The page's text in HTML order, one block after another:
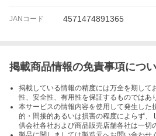
JANコード 4571474891365
掲載商品情報の免責事項につ
掲載している情報の精度には万全を期して
性、安全性、有用性を保証するものではあ
本サービスの情報内容を使用して発生した
的・間接的あるいは損害の程度によらず、
供会社各社および商品販売店舗各社は一切